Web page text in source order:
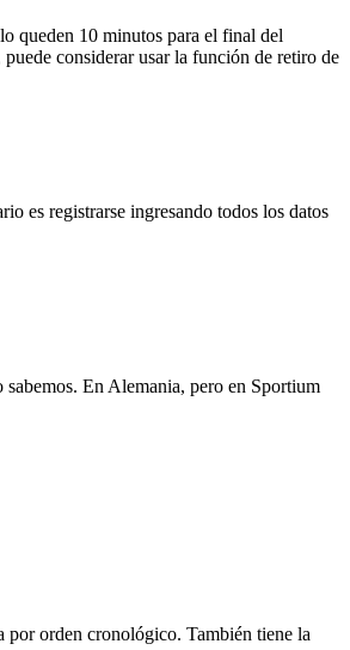
queden 10 minutos para el final del
considerar usar la función de retiro de
es registrarse ingresando todos los datos
En Alemania, pero en Sportium
por orden cronológico. También tiene la